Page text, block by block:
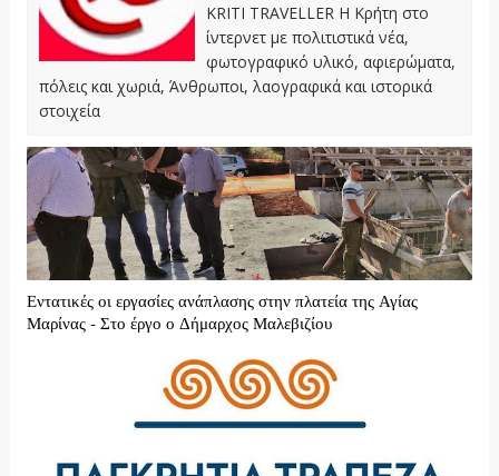
KRITI TRAVELLER Η Κρήτη στο
ίντερνετ με πολιτιστικά νέα,
φωτογραφικό υλικό, αφιερώματα,
πόλεις και χωριά, Άνθρωποι, λαογραφικά και ιστορικά
στοιχεία
Εντατικές οι εργασίες ανάπλασης στην πλατεία της Αγίας
Μαρίνας - Στο έργο ο Δήμαρχος Μαλεβιζίου